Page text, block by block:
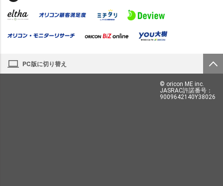
PC版に切り替え
© oricon ME inc.
JASRAC許諾番号：
9009642140Y38026